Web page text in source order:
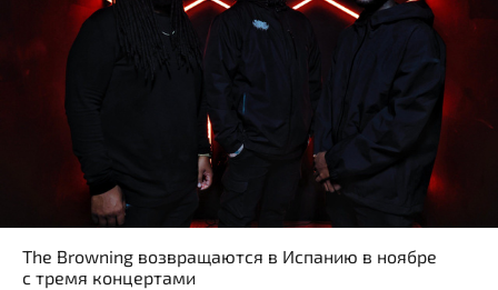
The Browning возвращаются в Испанию в ноябре
с тремя концертами